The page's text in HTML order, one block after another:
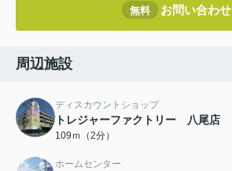
無料 お問い合わせ
周辺施設
ディスカウントショップ
トレジャーファクトリー 八尾店
109ｍ（2分）
ホームセンター